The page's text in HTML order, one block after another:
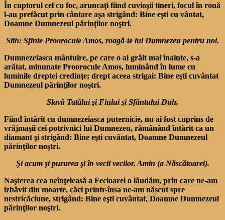
În cuptorul cel cu foc, aruncaţi fiind cuvioşii tineri, focul în rouă
l-au prefăcut prin cântare aşa strigând: Bine eşti cu vântat,
Doamne Dumnezeul părinţilor noştri.
Stih: Sfinte Proorocule Amos, roagă-te lui Dumnezeu pentru noi.
Dumnezeiasca mântuire, pe care o ai grăit mai înainte, s-a
arătat, minunate Proorocule Amos, luminând în lume cu
luminile dreptei credinţe; drept aceea strigai: Bine eşti cuvântat
Dumnezeul părinţilor noştri.
Slavă Tatălui şi Fiului şi Sfântului Duh.
Fiind întărit cu dumnezeiasca puternicie, nu ai fost cuprins de
vrăjmaşii cei potrivnici lui Dumnezeu, rămânând întărit ca un
diamant şi strigând: Bine eşti cuvântat, Doamne Dumnezeul
părinţilor noştri.
Şi acum şi pururea şi în vecii vecilor. Amin (a Născătoarei).
Naşterea cea neînţeleasă a Fecioarei o lăudăm, prin care ne-am
izbăvit din moarte, căci printr-însa ne-am născut spre
nestricăciune, strigând: Bine eşti cuvântat, Doamne Dumnezeul
părinţilor noştri.